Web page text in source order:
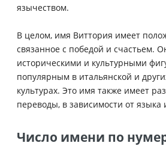
язычеством.
В целом, имя Виттория имеет
связанное с победой и счастьем.
историческими и культурными
популярным в итальянской и
культурах. Это имя также имеет
переводы, в зависимости от языка
Число имени по